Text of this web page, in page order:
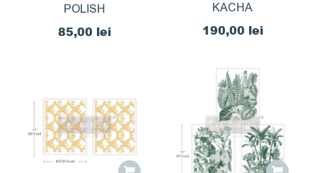
POLISH
85,00 lei
KACHA
190,00 lei